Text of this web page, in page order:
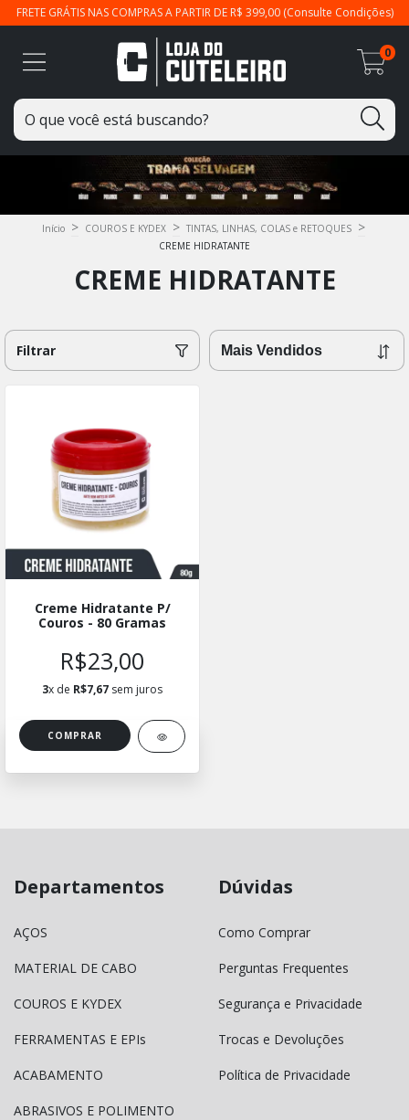
FRETE GRÁTIS NAS COMPRAS A PARTIR DE R$ 399,00 (Consulte Condições)
0
Início > COUROS E KYDEX > TINTAS, LINHAS, COLAS e RETOQUES >
CREME HIDRATANTE
CREME HIDRATANTE
Filtrar
Creme Hidratante P/
Couros - 80 Gramas
R$23,00
3x de R$7,67 sem juros
Departamentos
AÇOS
MATERIAL DE CABO
COUROS E KYDEX
FERRAMENTAS E EPIs
ACABAMENTO
ABRASIVOS E POLIMENTO
Dúvidas
Como Comprar
Perguntas Frequentes
Segurança e Privacidade
Trocas e Devoluções
Política de Privacidade